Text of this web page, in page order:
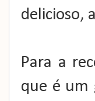
delicioso,
Para a
que é um